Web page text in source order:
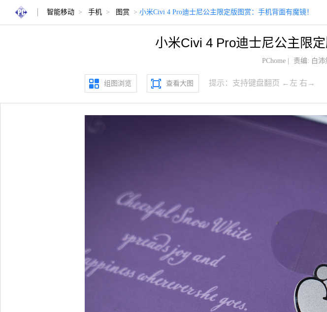
智能移动 > 手机 > 图赏 > 小米Civi 4 Pro迪士尼公主限定版图赏：手机背面有魔镜！
小米Civi 4 Pro迪士尼公主限
PChome| 责编: 白沛
组图浏览 查看大图 提示：支持键盘翻页 ←左 右→